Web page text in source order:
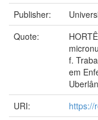
Publisher:
Quote:
f.
em
URI:
https://